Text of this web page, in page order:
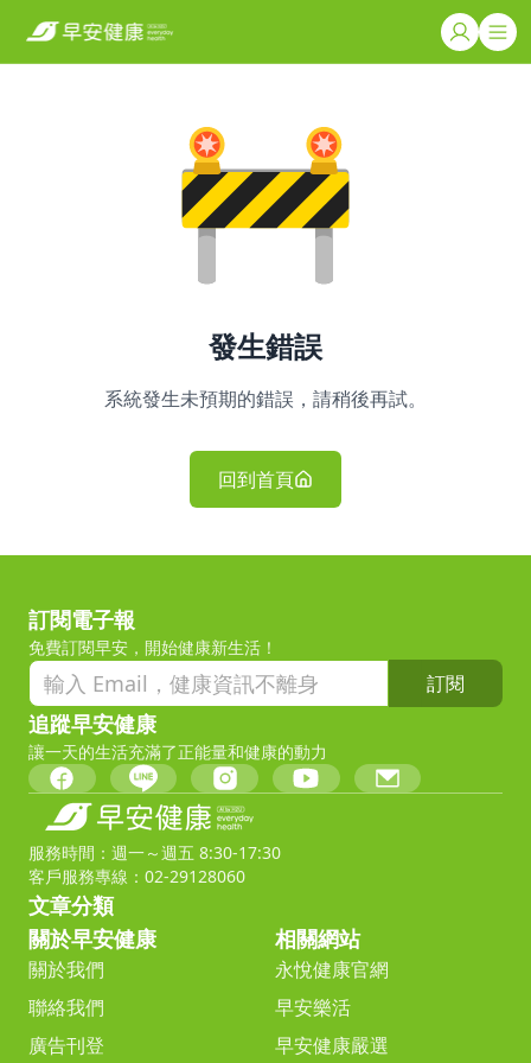
發生錯誤
系統發生未預期的錯誤，請稍後再試。
回到首頁
訂閱電子報
免費訂閱早安，開始健康新生活！
訂閱
追蹤早安健康
讓一天的生活充滿了正能量和健康的動力
服務時間：週一～週五 8:30-17:30
客戶服務專線：02-29128060
文章分類
關於早安健康
關於我們
聯絡我們
廣告刊登
相關網站
永悅健康官網
早安樂活
早安健康嚴選